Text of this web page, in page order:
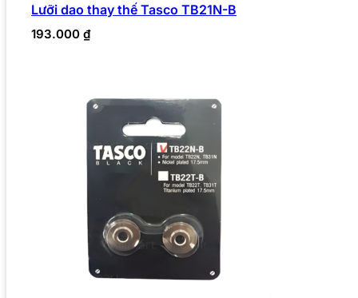
Lưỡi dao thay thế Tasco TB21N-B
193.000 ₫